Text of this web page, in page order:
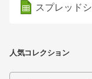
スプレッド
人気コレクション